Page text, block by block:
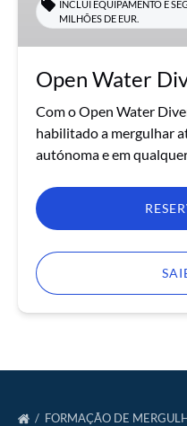
INCLUI EQUIPAMENTO E
MILHÕES DE EUR.
Open Water
Com o Open Water
habilitado a mergulhar
autónoma e em
FORMAÇÃO DE